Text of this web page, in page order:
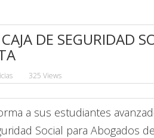
DE SEGURIDAD
325 Views
a sus estudiantes
Social para Abogados